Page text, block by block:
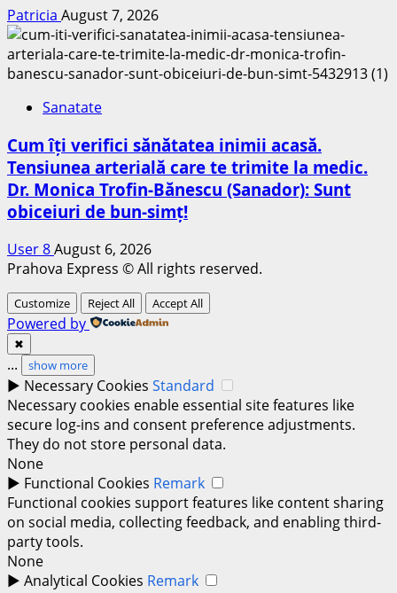
Patricia August 7, 2026
Sanatate
Cum îți verifici sănătatea inimii acasă.
Tensiunea arterială care te trimite la medic.
Dr. Monica Trofin-Bănescu (Sanador): Sunt
obiceiuri de bun-simț!
User 8August 6, 2026
Prahova Express © All rights reserved.
Customize Reject All Accept All
Powered by
✖
... show more
► Necessary Cookies Standard
Necessary cookies enable essential site features like
secure log-ins and consent preference adjustments.
They do not store personal data.
None
► Functional Cookies Remark
Functional cookies support features like content sharing
on social media, collecting feedback, and enabling third-
party tools.
None
► Analytical Cookies Remark